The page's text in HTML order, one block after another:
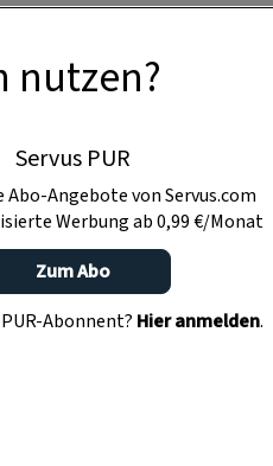
nutzen?
Servus PUR
Abo-Angebote von Servus.com
Werbung ab 0,99 €/Monat
Zum Abo
Abonnent? Hier anmelden.